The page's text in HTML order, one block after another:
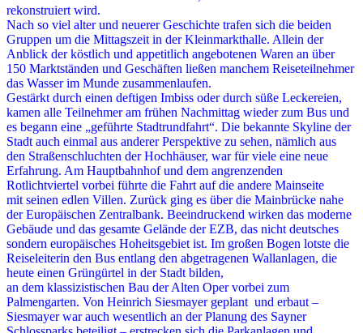
rekonstruiert wird.
Nach so viel alter und neuerer Geschichte trafen sich die beiden
Gruppen um die Mittagszeit in der Kleinmarkthalle. Allein der
Anblick der köstlich und appetitlich angebotenen Waren an über
150 Marktständen und Geschäften ließen manchem Reiseteilnehmer
das Wasser im Munde zusammenlaufen.
Gestärkt durch einen deftigen Imbiss oder durch süße Leckereien,
kamen alle Teilnehmer am frühen Nachmittag wieder zum Bus und
es begann eine „geführte Stadtrundfahrt“. Die bekannte Skyline der
Stadt auch einmal aus anderer Perspektive zu sehen, nämlich aus
den Straßenschluchten der Hochhäuser, war für viele eine neue
Erfahrung. Am Hauptbahnhof und dem angrenzenden
Rotlichtviertel vorbei führte die Fahrt auf die andere Mainseite
mit seinen edlen Villen. Zurück ging es über die Mainbrücke nahe
der Europäischen Zentralbank. Beeindruckend wirken das moderne
Gebäude und das gesamte Gelände der EZB, das nicht deutsches
sondern europäisches Hoheitsgebiet ist. Im großen Bogen lotste die
Reiseleiterin den Bus entlang den abgetragenen Wallanlagen, die
heute einen Grüngürtel in der Stadt bilden,
an dem klassizistischen Bau der Alten Oper vorbei zum
Palmengarten. Von Heinrich Siesmayer geplant und erbaut –
Siesmayer war auch wesentlich an der Planung des Sayner